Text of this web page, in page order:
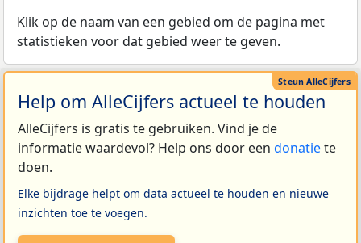
Klik op de naam van een gebied om de pagina met
statistieken voor dat gebied weer te geven.
Help om AlleCijfers actueel te houden
AlleCijfers is gratis te gebruiken. Vind je de
informatie waardevol? Help ons door een donatiete
doen.
Elke bijdrage helpt om data actueel te houden en nieuwe
inzichten toe te voegen.